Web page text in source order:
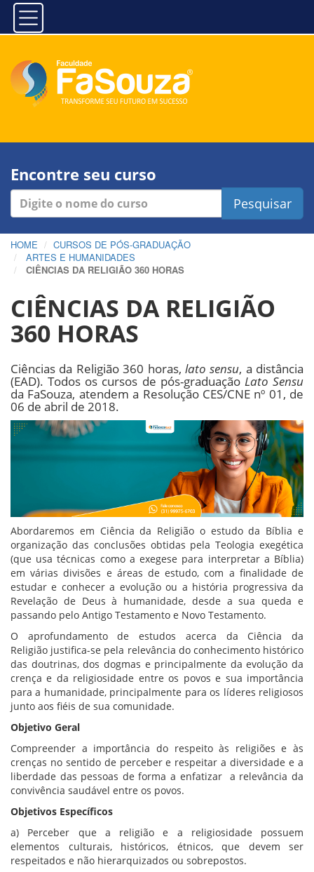
Encontre seu curso
Pesquisar
HOME
CURSOS DE PÓS-GRADUAÇÃO
ARTES E HUMANIDADES
CIÊNCIAS DA RELIGIÃO 360 HORAS
CIÊNCIAS DA RELIGIÃO
360 HORAS
Ciências da Religião 360 horas, lato sensu, a distância
(EAD). Todos os cursos de pós-graduação Lato Sensu
da FaSouza, atendem a Resolução CES/CNE nº 01, de
06 de abril de 2018.
Abordaremos em Ciência da Religião o estudo da Bíblia e
organização das conclusões obtidas pela Teologia exegética
(que usa técnicas como a exegese para interpretar a Bíblia)
em várias divisões e áreas de estudo, com a finalidade de
estudar e conhecer a evolução ou a história progressiva da
Revelação de Deus à humanidade, desde a sua queda e
passando pelo Antigo Testamento e Novo Testamento.
O aprofundamento de estudos acerca da Ciência da
Religião justifica-se pela relevância do conhecimento histórico
das doutrinas, dos dogmas e principalmente da evolução da
crença e da religiosidade entre os povos e sua importância
para a humanidade, principalmente para os líderes religiosos
junto aos fiéis de sua comunidade.
Objetivo Geral
Compreender a importância do respeito às religiões e às
crenças no sentido de perceber e respeitar a diversidade e a
liberdade das pessoas de forma a enfatizar a relevância da
convivência saudável entre os povos.
Objetivos Específicos
a) Perceber que a religião e a religiosidade possuem
elementos culturais, históricos, étnicos, que devem ser
respeitados e não hierarquizados ou sobrepostos.